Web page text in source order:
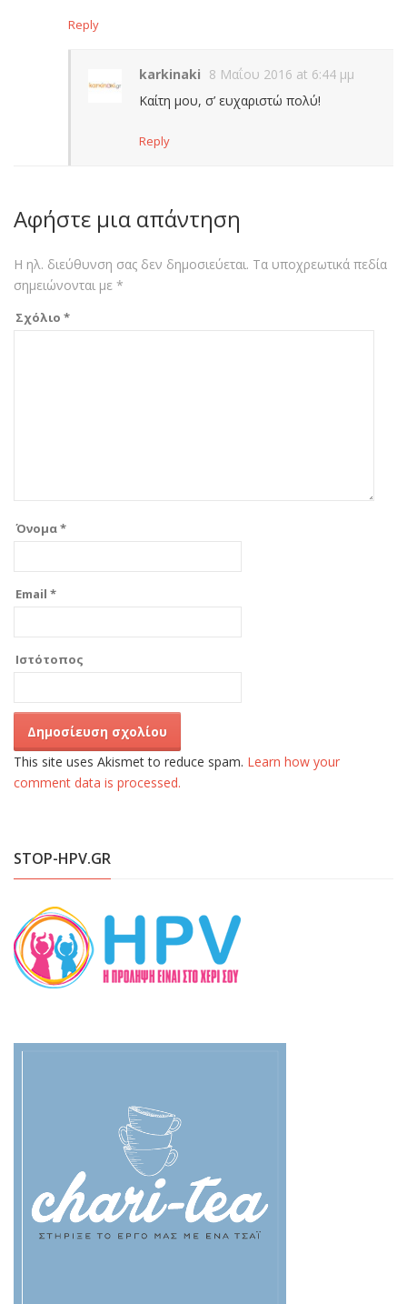
Reply
karkinaki 8 Μαΐου 2016 at 6:44 μμ
Καίτη μου, σ’ ευχαριστώ πολύ!
Reply
Αφήστε μια απάντηση
Η ηλ. διεύθυνση σας δεν δημοσιεύεται. Τα υποχρεωτικά πεδία
σημειώνονται με *
Σχόλιο *
Όνομα*
Email *
Ιστότοπος
This site uses Akismet to reduce spam. Learn how your
comment data is processed.
STOP-HPV.GR